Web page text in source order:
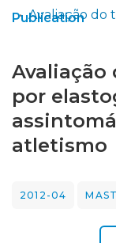
& Collections
Statistics
Publication
Avaliação
por
atletismo
2012-04